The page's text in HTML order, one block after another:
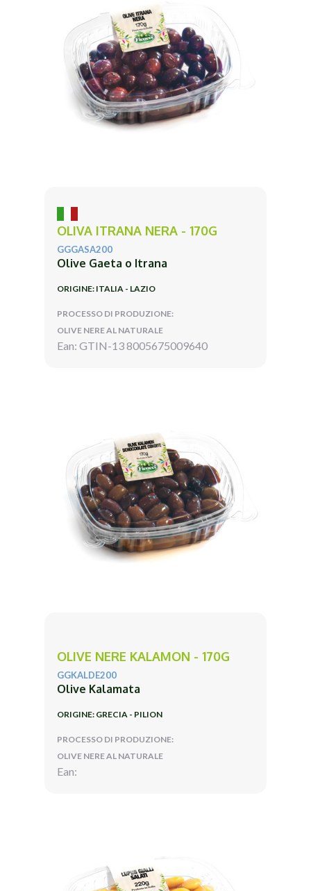
OLIVA ITRANA NERA - 170G
GGGASA200
Olive Gaeta o Itrana
ORIGINE: ITALIA - LAZIO
PROCESSO DI PRODUZIONE:
OLIVE NERE AL NATURALE
Ean: GTIN-13 8005675009640
OLIVE NERE KALAMON - 170G
GGKALDE200
Olive Kalamata
ORIGINE: GRECIA - PILION
PROCESSO DI PRODUZIONE:
OLIVE NERE AL NATURALE
Ean: